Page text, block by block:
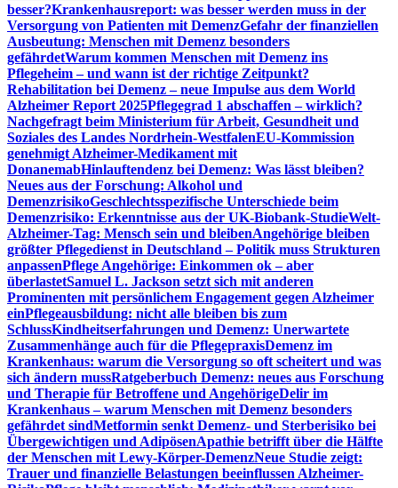
besser?Krankenhausreport: was besser werden muss in der
Versorgung von Patienten mit DemenzGefahr der finanziellen
Ausbeutung: Menschen mit Demenz besonders
gefährdetWarum kommen Menschen mit Demenz ins
Pflegeheim – und wann ist der richtige Zeitpunkt?
Rehabilitation bei Demenz – neue Impulse aus dem World
Alzheimer Report 2025Pflegegrad 1 abschaffen – wirklich?
Nachgefragt beim Ministerium für Arbeit, Gesundheit und
Soziales des Landes Nordrhein-WestfalenEU-Kommission
genehmigt Alzheimer-Medikament mit
DonanemabHinlauftendenz bei Demenz: Was lässt bleiben?
Neues aus der Forschung: Alkohol und
DemenzrisikoGeschlechtsspezifische Unterschiede beim
Demenzrisiko: Erkenntnisse aus der UK-Biobank-StudieWelt-
Alzheimer-Tag: Mensch sein und bleibenAngehörige bleiben
größter Pflegedienst in Deutschland – Politik muss Strukturen
anpassenPflege Angehörige: Einkommen ok – aber
überlastetSamuel L. Jackson setzt sich mit anderen
Prominenten mit persönlichem Engagement gegen Alzheimer
einPflegeausbildung: nicht alle bleiben bis zum
SchlussKindheitserfahrungen und Demenz: Unerwartete
Zusammenhänge auch für die PflegepraxisDemenz im
Krankenhaus: warum die Versorgung so oft scheitert und was
sich ändern mussRatgeberbuch Demenz: neues aus Forschung
und Therapie für Betroffene und AngehörigeDelir im
Krankenhaus – warum Menschen mit Demenz besonders
gefährdet sindMetformin senkt Demenz- und Sterberisiko bei
Übergewichtigen und AdipösenApathie betrifft über die Hälfte
der Menschen mit Lewy-Körper-DemenzNeue Studie zeigt:
Trauer und finanzielle Belastungen beeinflussen Alzheimer-